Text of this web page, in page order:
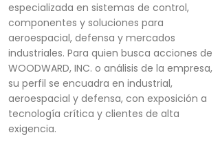
especializada en sistemas de control,
componentes y soluciones para
aeroespacial, defensa y mercados
industriales. Para quien busca acciones de
WOODWARD, INC. o análisis de la empresa,
su perfil se encuadra en industrial,
aeroespacial y defensa, con exposición a
tecnología crítica y clientes de alta
exigencia.